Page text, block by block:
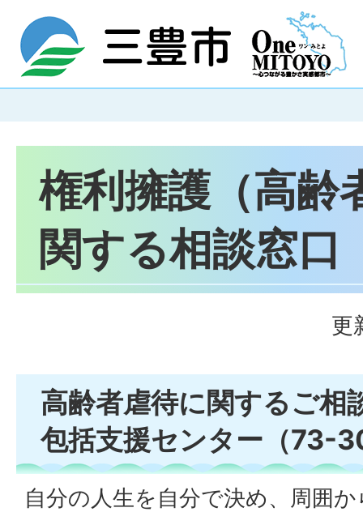
権利擁護（高齢
関する相談窓口
更
高齢者虐待に関するご相
包括支援センター（73-
自分の人生を自分で決め、周囲